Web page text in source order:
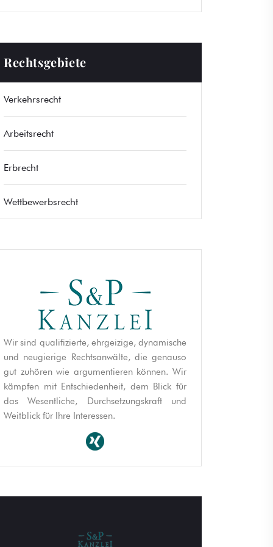
Rechtsgebiete
Verkehrsrecht
Arbeitsrecht
Erbrecht
Wettbewerbsrecht
Wir sind qualifizierte, ehrgeizige, dynamische
und neugierige Rechtsanwälte, die genauso
gut zuhören wie argumentieren können. Wir
kämpfen mit Entschiedenheit, dem Blick für
das Wesentliche, Durchsetzungskraft und
Weitblick für Ihre Interessen.